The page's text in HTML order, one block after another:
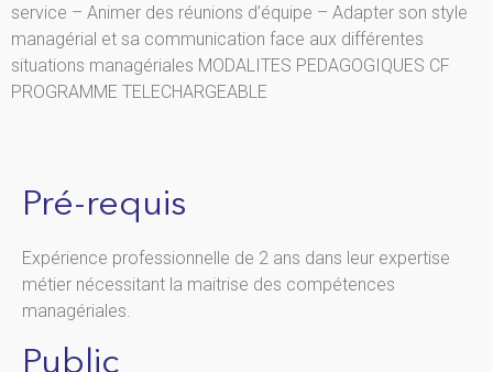
service – Animer des réunions d’équipe – Adapter son style
managérial et sa communication face aux différentes
situations managériales MODALITES PEDAGOGIQUES CF
PROGRAMME TELECHARGEABLE
Pré-requis
Expérience professionnelle de 2 ans dans leur expertise
métier nécessitant la maitrise des compétences
managériales.
Public